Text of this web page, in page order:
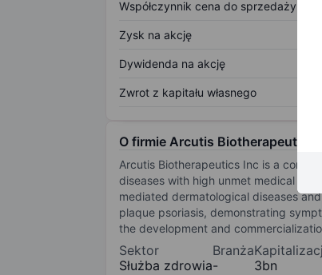
Współczynnik cena do sprzedaży
Zysk na akcję
Dywidenda na akcję
Zwrot z kapitału własnego
O firmie Arcutis Biotherapeutics
Arcutis Biotherapeutics Inc is a
diseases with high unmet medical
mediated dermatological diseases
plaque psoriasis, demonstrating
the development and
Sektor
Służba zdrowia
Branża
-
3bn